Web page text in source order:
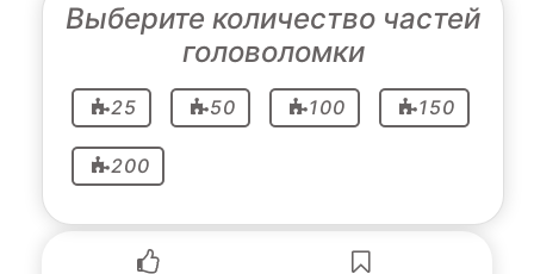
Выберите количество частей
головоломки
25 50 100 150
200